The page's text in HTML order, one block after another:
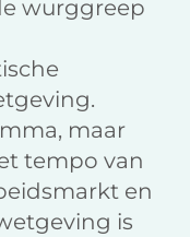
wurggreep
maar
tempo van
en
is